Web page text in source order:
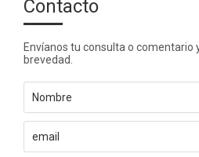
Contacto
Envíanos tu consulta o comentario
brevedad.